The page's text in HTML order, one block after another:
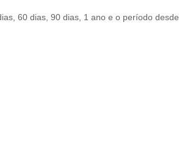
60 dias, 90 dias, 1 ano e o período desde